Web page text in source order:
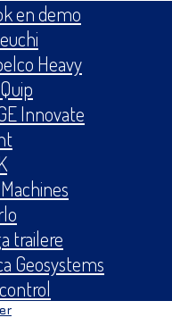
en demo
Heavy
Innovate
trailere
Geosystems